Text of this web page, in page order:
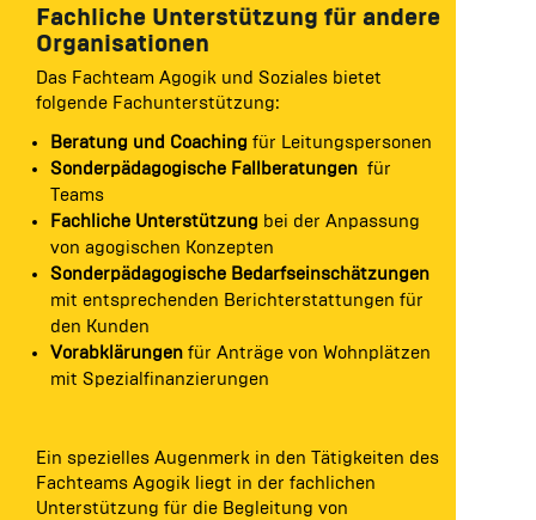
Fachliche Unterstützung für andere
Organisationen
Das Fachteam Agogik und Soziales bietet
folgende Fachunterstützung:
Beratung und Coaching für Leitungspersonen
Sonderpädagogische Fallberatungen für
Teams
Fachliche Unterstützung bei der Anpassung
von agogischen Konzepten
Sonderpädagogische Bedarfseinschätzungen
mit entsprechenden Berichterstattungen für
den Kunden
Vorabklärungen für Anträge von Wohnplätzen
mit Spezialfinanzierungen
Ein spezielles Augenmerk in den Tätigkeiten des
Fachteams Agogik liegt in der fachlichen
Unterstützung für die Begleitung von